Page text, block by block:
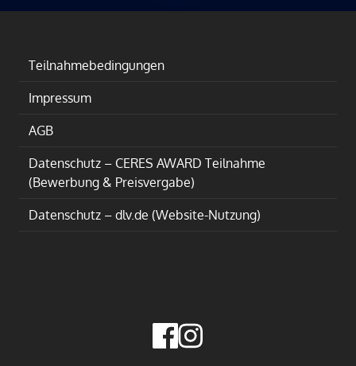
Teilnahmebedingungen
Impressum
AGB
Datenschutz – CERES AWARD Teilnahme
(Bewerbung & Preisvergabe)
Datenschutz – dlv.de (Website-Nutzung)